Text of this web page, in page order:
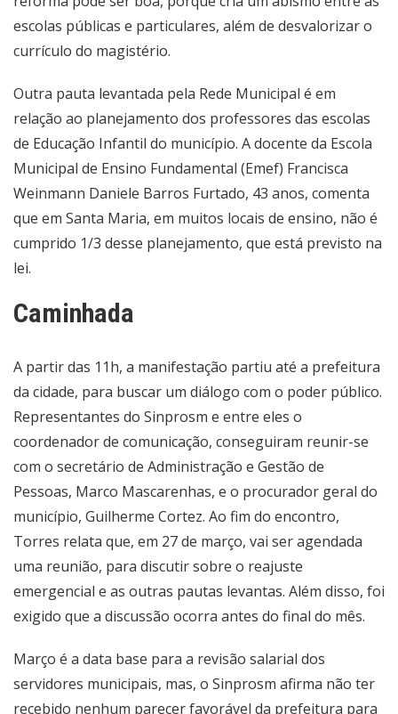
escolas públicas e particulares, além de desvalorizar o
currículo do magistério.
Outra pauta levantada pela Rede Municipal é em
relação ao planejamento dos professores das escolas
de Educação Infantil do município. A docente da Escola
Municipal de Ensino Fundamental (Emef) Francisca
Weinmann Daniele Barros Furtado, 43 anos, comenta
que em Santa Maria, em muitos locais de ensino, não é
cumprido 1/3 desse planejamento, que está previsto na
lei.
Caminhada
A partir das 11h, a manifestação partiu até a prefeitura
da cidade, para buscar um diálogo com o poder público.
Representantes do Sinprosm e entre eles o
coordenador de comunicação, conseguiram reunir-se
com o secretário de Administração e Gestão de
Pessoas, Marco Mascarenhas, e o procurador geral do
município, Guilherme Cortez. Ao fim do encontro,
Torres relata que, em 27 de março, vai ser agendada
uma reunião, para discutir sobre o reajuste
emergencial e as outras pautas levantas. Além disso, foi
exigido que a discussão ocorra antes do final do mês.
Março é a data base para a revisão salarial dos
servidores municipais, mas, o Sinprosm afirma não ter
recebido nenhum parecer favorável da prefeitura para